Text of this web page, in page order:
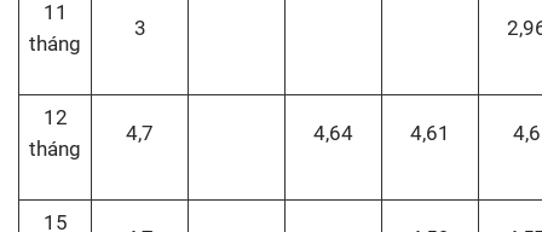
11
tháng
3
12
tháng
4,7 4,64 4,61 4,6
15